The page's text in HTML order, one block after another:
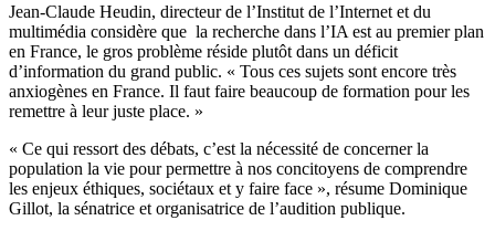
Jean-Claude Heudin, directeur de l’Institut de l’Internet et du
multimédia considère que la recherche dans l’IA est au premier plan
en France, le gros problème réside plutôt dans un déficit
d’information du grand public. « Tous ces sujets sont encore très
anxiogènes en France. Il faut faire beaucoup de formation pour les
remettre à leur juste place. »
« Ce qui ressort des débats, c’est la nécessité de concerner la
population la vie pour permettre à nos concitoyens de comprendre
les enjeux éthiques, sociétaux et y faire face », résume Dominique
Gillot, la sénatrice et organisatrice de l’audition publique.